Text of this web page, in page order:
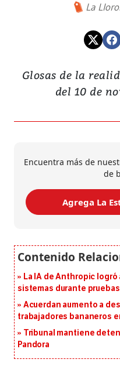
La
Glosas de la
del 10 de
Encuentra más de
de
Agrega La
La IA de Anthropic
sistemas durante
Acuerdan aumento a
trabajadores bananeros
Tribunal mantiene
Pandora